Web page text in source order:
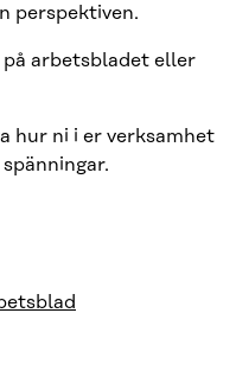
perspektiven.
arbetsbladet eller
hur ni i er verksamhet